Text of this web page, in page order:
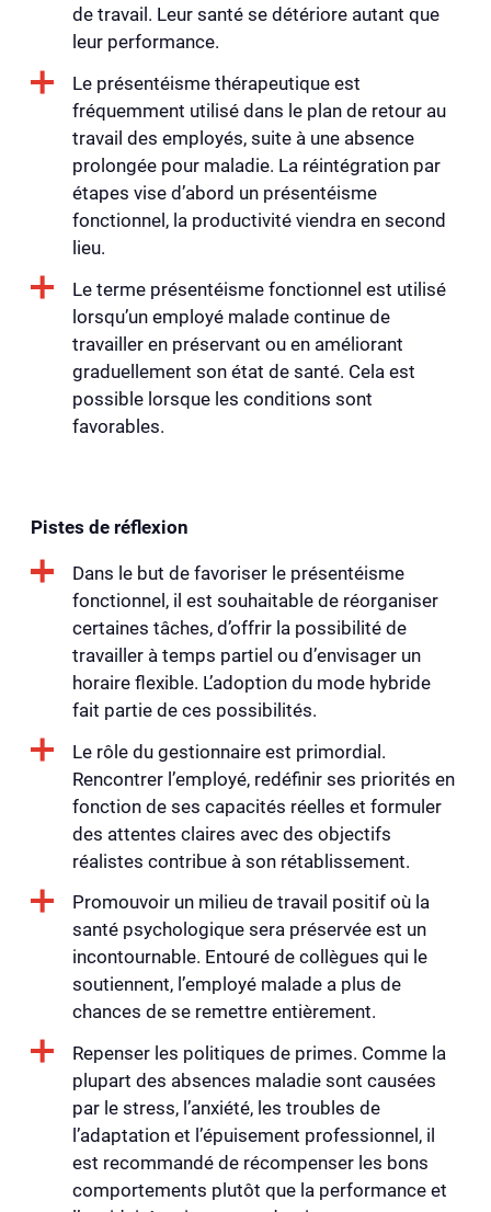
de travail. Leur santé se détériore autant que
leur performance.
Le présentéisme thérapeutique est
fréquemment utilisé dans le plan de retour au
travail des employés, suite à une absence
prolongée pour maladie. La réintégration par
étapes vise d’abord un présentéisme
fonctionnel, la productivité viendra en second
lieu.
Le terme présentéisme fonctionnel est utilisé
lorsqu’un employé malade continue de
travailler en préservant ou en améliorant
graduellement son état de santé. Cela est
possible lorsque les conditions sont
favorables.
Pistes de réflexion
Dans le but de favoriser le présentéisme
fonctionnel, il est souhaitable de réorganiser
certaines tâches, d’offrir la possibilité de
travailler à temps partiel ou d’envisager un
horaire flexible. L’adoption du mode hybride
fait partie de ces possibilités.
Le rôle du gestionnaire est primordial.
Rencontrer l’employé, redéfinir ses priorités en
fonction de ses capacités réelles et formuler
des attentes claires avec des objectifs
réalistes contribue à son rétablissement.
Promouvoir un milieu de travail positif où la
santé psychologique sera préservée est un
incontournable. Entouré de collègues qui le
soutiennent, l’employé malade a plus de
chances de se remettre entièrement.
Repenser les politiques de primes. Comme la
plupart des absences maladie sont causées
par le stress, l’anxiété, les troubles de
l’adaptation et l’épuisement professionnel, il
est recommandé de récompenser les bons
comportements plutôt que la performance et